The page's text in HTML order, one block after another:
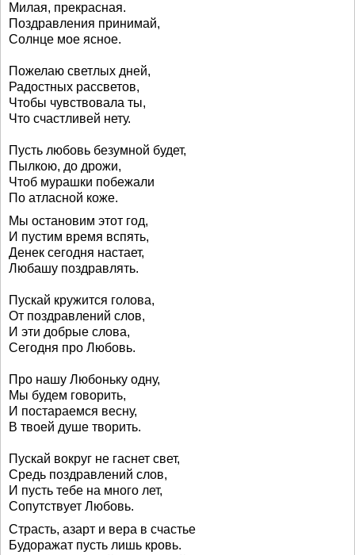
Милая, прекрасная.
Поздравления принимай,
Солнце мое ясное.
Пожелаю светлых дней,
Радостных рассветов,
Чтобы чувствовала ты,
Что счастливей нету.
Пусть любовь безумной будет,
Пылкою, до дрожи,
Чтоб мурашки побежали
По атласной коже.
Мы остановим этот год,
И пустим время вспять,
Денек сегодня настает,
Любашу поздравлять.
Пускай кружится голова,
От поздравлений слов,
И эти добрые слова,
Сегодня про Любовь.
Про нашу Любоньку одну,
Мы будем говорить,
И постараемся весну,
В твоей душе творить.
Пускай вокруг не гаснет свет,
Средь поздравлений слов,
И пусть тебе на много лет,
Сопутствует Любовь.
Страсть, азарт и вера в счастье
Будоражат пусть лишь кровь.